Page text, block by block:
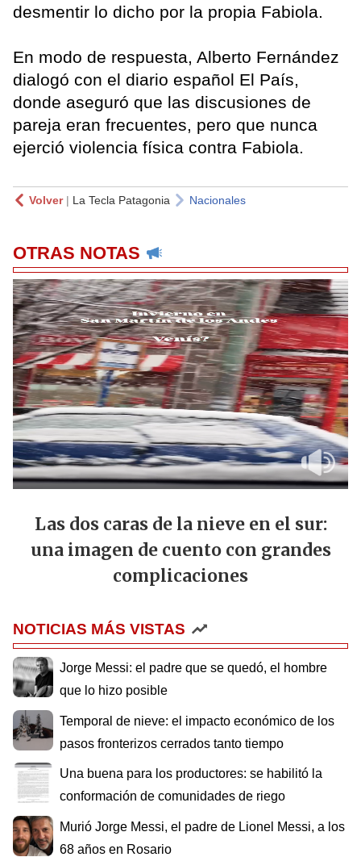
desmentir lo dicho por la propia Fabiola.
En modo de respuesta, Alberto Fernández
dialogó con el diario español El País,
donde aseguró que las discusiones de
pareja eran frecuentes, pero que nunca
ejerció violencia física contra Fabiola.
Volver| La Tecla Patagonia Nacionales
OTRAS NOTAS
Las dos caras de la nieve en el sur:
una imagen de cuento con grandes
complicaciones
NOTICIAS MÁS VISTAS
Jorge Messi: el padre que se quedó, el hombre
que lo hizo posible
Temporal de nieve: el impacto económico de los
pasos fronterizos cerrados tanto tiempo
Una buena para los productores: se habilitó la
conformación de comunidades de riego
Murió Jorge Messi, el padre de Lionel Messi, a los
68 años en Rosario